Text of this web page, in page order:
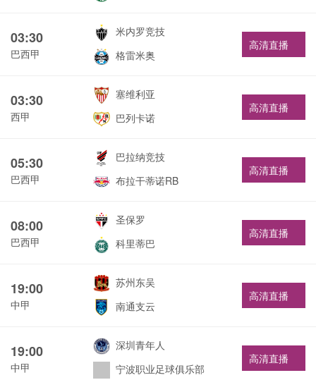
03:30
巴西甲
米内罗竞技
格雷米奥
高清直播
03:30
西甲
塞维利亚
巴列卡诺
高清直播
05:30
巴西甲
巴拉纳竞技
布拉干蒂诺RB
高清直播
08:00
巴西甲
圣保罗
科里蒂巴
高清直播
19:00
中甲
苏州东吴
南通支云
高清直播
19:00
中甲
深圳青年人
宁波职业足球俱乐部
高清直播